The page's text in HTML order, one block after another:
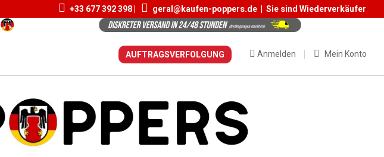
+33 677 392 398 | geral@kaufen-poppers.de | Sie sind Wiederverkäufer
Mein Konto
Anmelden
AUFTRAGSVERFOLGUNG